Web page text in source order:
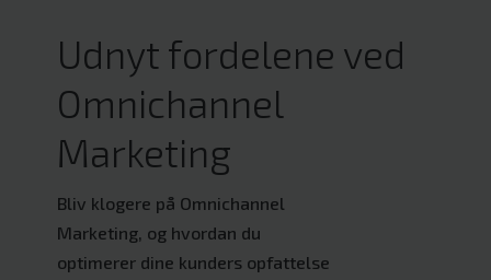
Udnyt fordelene ved
Omnichannel
Marketing
Bliv klogere på Omnichannel
Marketing, og hvordan du
optimerer dine kunders opfattelse